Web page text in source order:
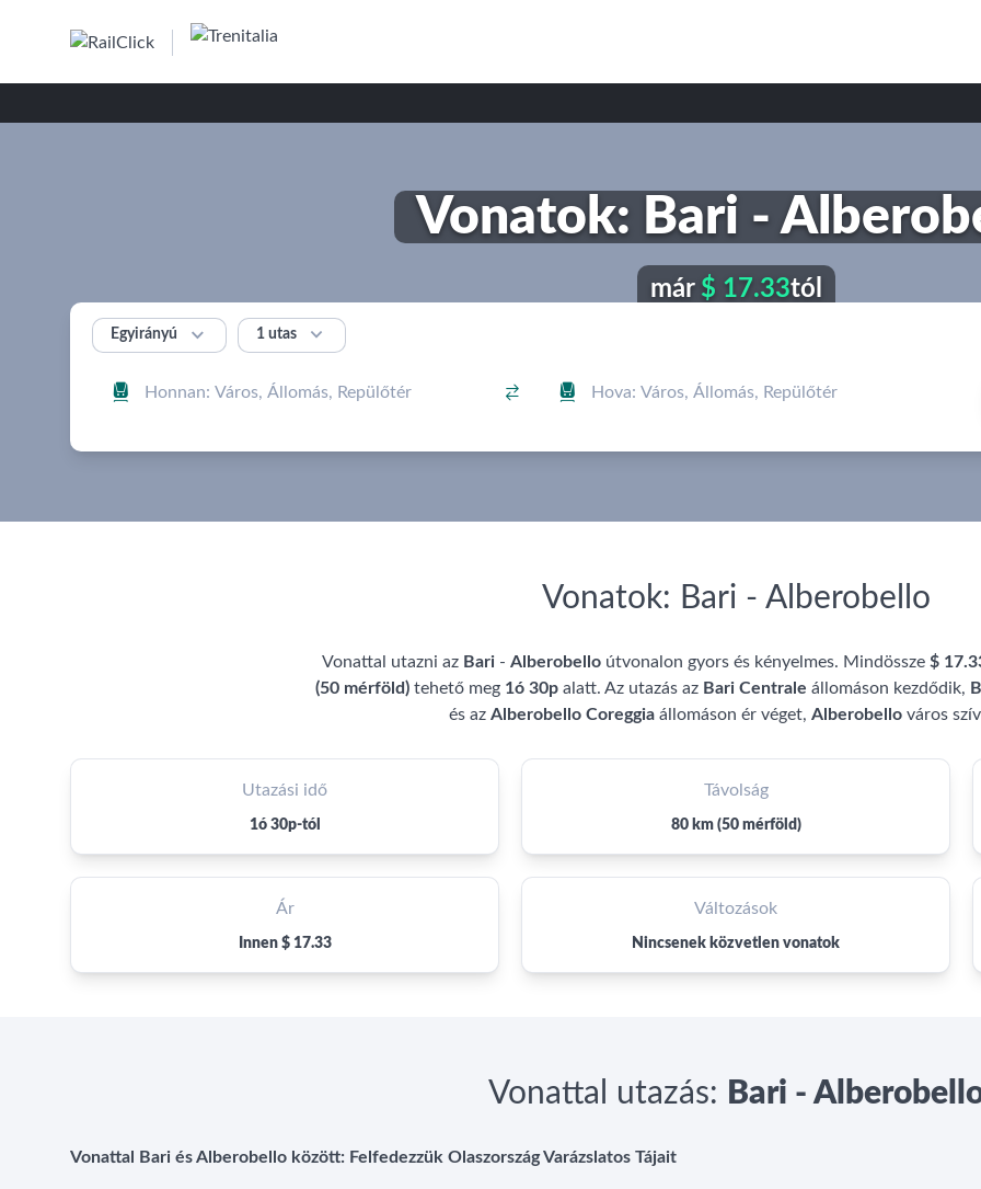
Vonatok: Bari -
már $ 17.33tól
Egyirányú  1 utas 
  
Vonatok: Bari - Alberobello
Vonattal utazni az Bari - Alberobello útvonalon gyors és kényelmes. Mindössze $
(50 mérföld) tehető meg 1ó 30p alatt. Az utazás az Bari Centrale állomáson kezdődik,
és az Alberobello Coreggia állomáson ér véget, Alberobello város
Utazási idő
1ó 30p-tól
Ár
Innen $ 17.33
Távolság
80 km (50 mérföld)
Változások
Nincsenek közvetlen vonatok
Vonattal utazás: Bari -
Vonattal Bari és Alberobello között: Felfedezzük Olaszország Varázslatos Tájait